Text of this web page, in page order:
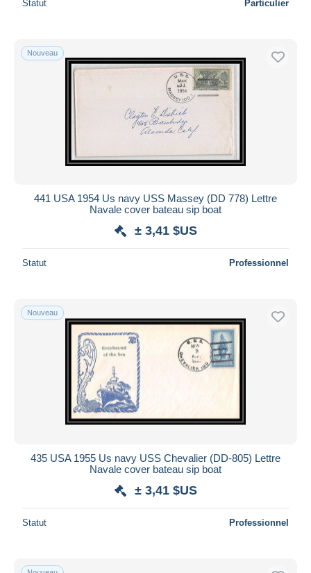
Statut Particulier
Nouveau
441 USA 1954 Us navy USS Massey (DD 778) Lettre
Navale cover bateau sip boat
± 3,41 $US
Statut Professionnel
Nouveau
435 USA 1955 Us navy USS Chevalier (DD-805) Lettre
Navale cover bateau sip boat
± 3,41 $US
Statut Professionnel